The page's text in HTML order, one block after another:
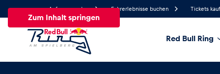
Zum Inhalt springen
Anfrage senden Fahrerlebnisse buchen Tickets
Red Bull Ring